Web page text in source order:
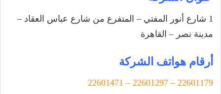
1 شارع أنور المفتي – المتفرع من شارع عباس العقاد –
مدينة نصر – القاهرة
أرقام هواتف الشركة
22601179 – 22601297 – 22601471